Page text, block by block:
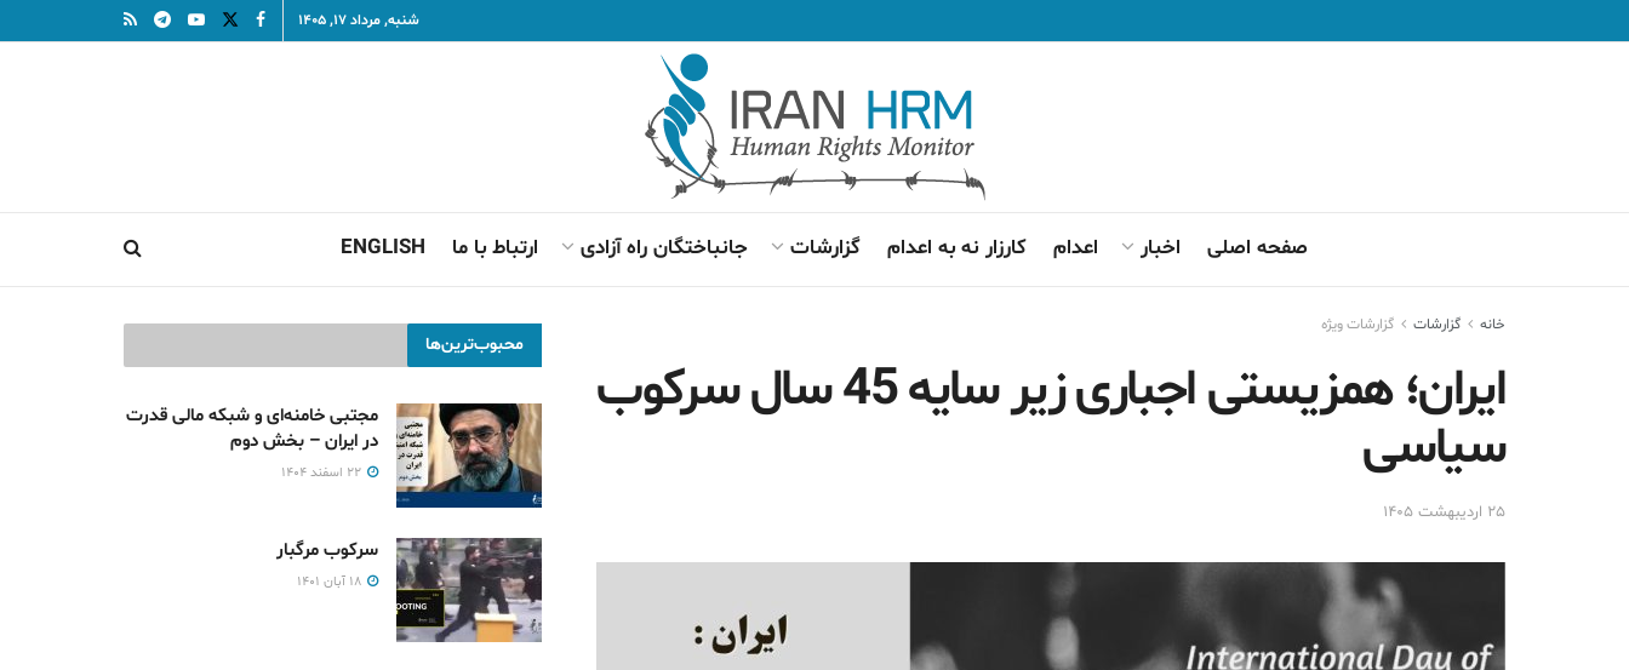
شنبه, مرداد ۱۷, ۱۴۰۵
صفحه اصلی اخبار اعدام کارزار نه به اعدام گزارشات جانباختگان راه آزادی ارتباط با ما ENGLISH
خانه گزارشات گزارشات ويژه
ایران؛ همزیستی اجباری زیر سایه 45 سال سرکوب
سیاسی
۲۵ اردیبهشت ۱۴۰۵
محبوب‌ترین‌ها
مجتبی خامنه‌ای و شبکه مالی قدرت
در ایران – بخش دوم
سرکوب مرگبار